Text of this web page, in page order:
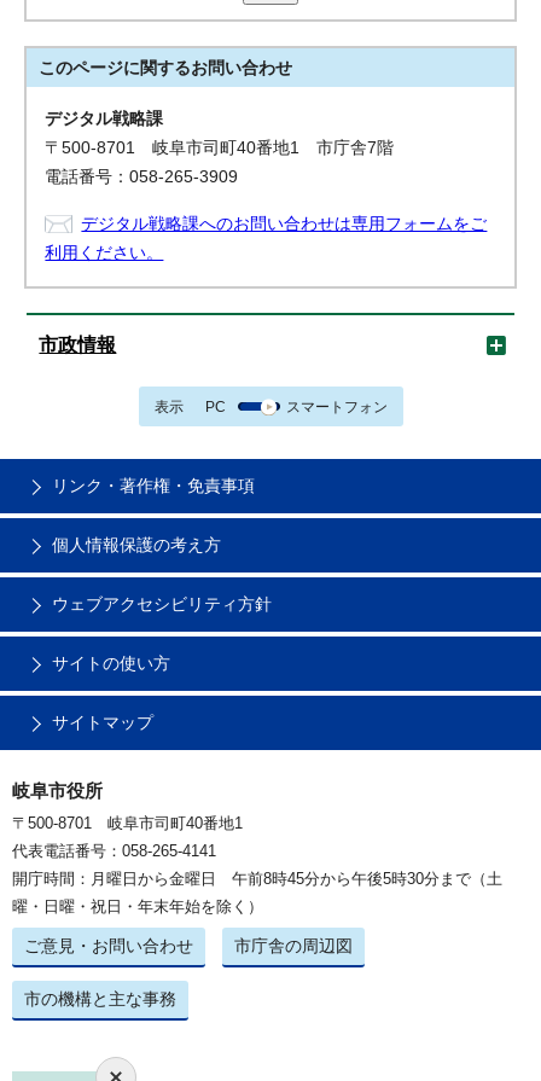
このページに関するお問い合わせ
デジタル戦略課
〒500-8701 岐阜市司町40番地1 市庁舎7階
電話番号：058-265-3909
デジタル戦略課へのお問い合わせは専用フォームをご
利用ください。
市政情報
表示 PC スマートフォン
リンク・著作権・免責事項
個人情報保護の考え方
ウェブアクセシビリティ方針
サイトの使い方
サイトマップ
岐阜市役所
〒500-8701 岐阜市司町40番地1
代表電話番号：058-265-4141
開庁時間：月曜日から金曜日 午前8時45分から午後5時30分まで（土
曜・日曜・祝日・年末年始を除く）
ご意見・お問い合わせ 市庁舎の周辺図
市の機構と主な事務